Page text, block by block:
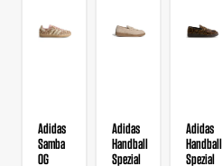
Adidas
Samba
OG
Adidas
Handball
Spezial
Adidas
Handball
Spezial